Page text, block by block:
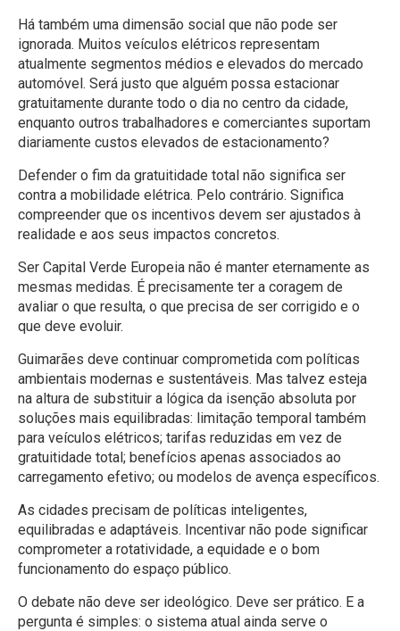
Há também uma dimensão social que não pode ser
ignorada. Muitos veículos elétricos representam
atualmente segmentos médios e elevados do mercado
automóvel. Será justo que alguém possa estacionar
gratuitamente durante todo o dia no centro da cidade,
enquanto outros trabalhadores e comerciantes suportam
diariamente custos elevados de estacionamento?
Defender o fim da gratuitidade total não significa ser
contra a mobilidade elétrica. Pelo contrário. Significa
compreender que os incentivos devem ser ajustados à
realidade e aos seus impactos concretos.
Ser Capital Verde Europeia não é manter eternamente as
mesmas medidas. É precisamente ter a coragem de
avaliar o que resulta, o que precisa de ser corrigido e o
que deve evoluir.
Guimarães deve continuar comprometida com políticas
ambientais modernas e sustentáveis. Mas talvez esteja
na altura de substituir a lógica da isenção absoluta por
soluções mais equilibradas: limitação temporal também
para veículos elétricos; tarifas reduzidas em vez de
gratuitidade total; benefícios apenas associados ao
carregamento efetivo; ou modelos de avença específicos.
As cidades precisam de políticas inteligentes,
equilibradas e adaptáveis. Incentivar não pode significar
comprometer a rotatividade, a equidade e o bom
funcionamento do espaço público.
O debate não deve ser ideológico. Deve ser prático. E a
pergunta é simples: o sistema atual ainda serve o